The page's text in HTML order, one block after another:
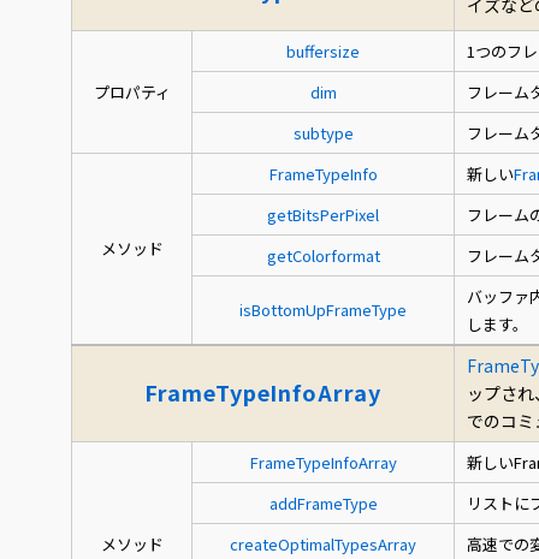
イズな
プロパティ
buffersize
1つのフ
dim
フレーム
subtype
フレーム
メソッド
FrameTypeInfo 新しい
getBitsPerPixel
フレーム
getColorformat
フレーム
isBottomUpFrameType
バッファ
します。
FrameTypeInfoArray
ップさ
でのコ
メソッド
FrameTypeInfoArray
新しい
addFrameType
リストに
createOptimalTypesArray
高速での